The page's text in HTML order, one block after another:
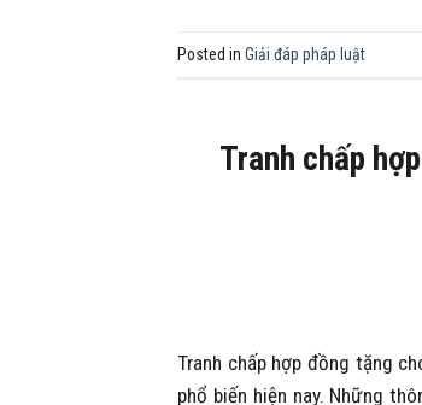
Posted in Giải đáp pháp luật
Tranh chấp
Tranh chấp hợp đồng tặng
phổ biến hiện nay. Những